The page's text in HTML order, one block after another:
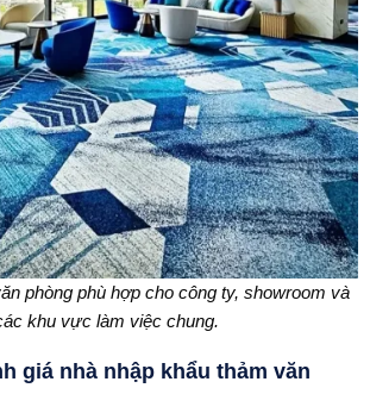
phòng phù hợp cho công ty, showroom và
khu vực làm việc chung.
giá nhà nhập khẩu thảm văn